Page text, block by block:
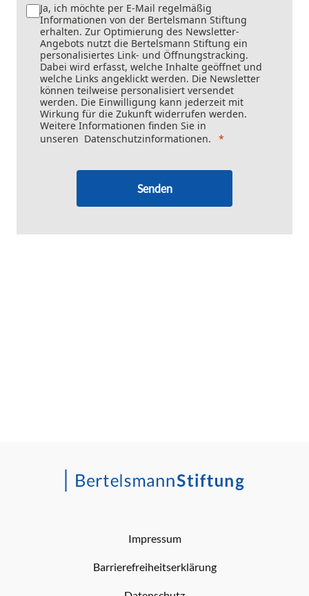
Ja, ich möchte per E-Mail regelmäßig
Informationen von der Bertelsmann Stiftung
erhalten. Zur Optimierung des Newsletter-
Angebots nutzt die Bertelsmann Stiftung ein
personalisiertes Link- und Öffnungstracking.
Dabei wird erfasst, welche Inhalte geöffnet und
welche Links angeklickt werden. Die Newsletter
können teilweise personalisiert versendet
werden. Die Einwilligung kann jederzeit mit
Wirkung für die Zukunft widerrufen werden.
Weitere Informationen finden Sie in
unseren Datenschutzinformationen.
Senden
Impressum
Barrierefreiheitserklärung